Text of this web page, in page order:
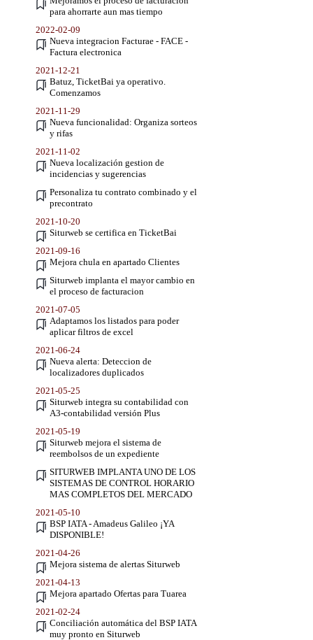
para ahorrarte aun mas tiempo
2022-02-09
Nueva integracion Facturae - FACE -
Factura electronica
2021-12-21
Batuz, TicketBai ya operativo.
Comenzamos
2021-11-29
Nueva funcionalidad: Organiza sorteos
y rifas
2021-11-02
Nueva localización gestion de
incidencias y sugerencias
Personaliza tu contrato combinado y el
precontrato
2021-10-20
Siturweb se certifica en TicketBai
2021-09-16
Mejora chula en apartado Clientes
Siturweb implanta el mayor cambio en
el proceso de facturacion
2021-07-05
Adaptamos los listados para poder
aplicar filtros de excel
2021-06-24
Nueva alerta: Deteccion de
localizadores duplicados
2021-05-25
Siturweb integra su contabilidad con
A3-contabilidad versión Plus
2021-05-19
Siturweb mejora el sistema de
reembolsos de un expediente
SITURWEB IMPLANTA UNO DE LOS
SISTEMAS DE CONTROL HORARIO
MAS COMPLETOS DEL MERCADO
2021-05-10
BSP IATA - Amadeus Galileo ¡YA
DISPONIBLE!
2021-04-26
Mejora sistema de alertas Siturweb
2021-04-13
Mejora apartado Ofertas para Tuarea
2021-02-24
Conciliación automática del BSP IATA
muy pronto en Siturweb